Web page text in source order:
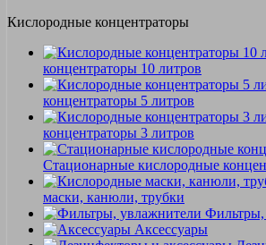
Кислородные концентраторы
концентраторы 10 литров
концентраторы 5 литров
концентраторы 3 литров
Стационарные кислородные
маски, канюли, трубки
Фильтры,
Аксессуары